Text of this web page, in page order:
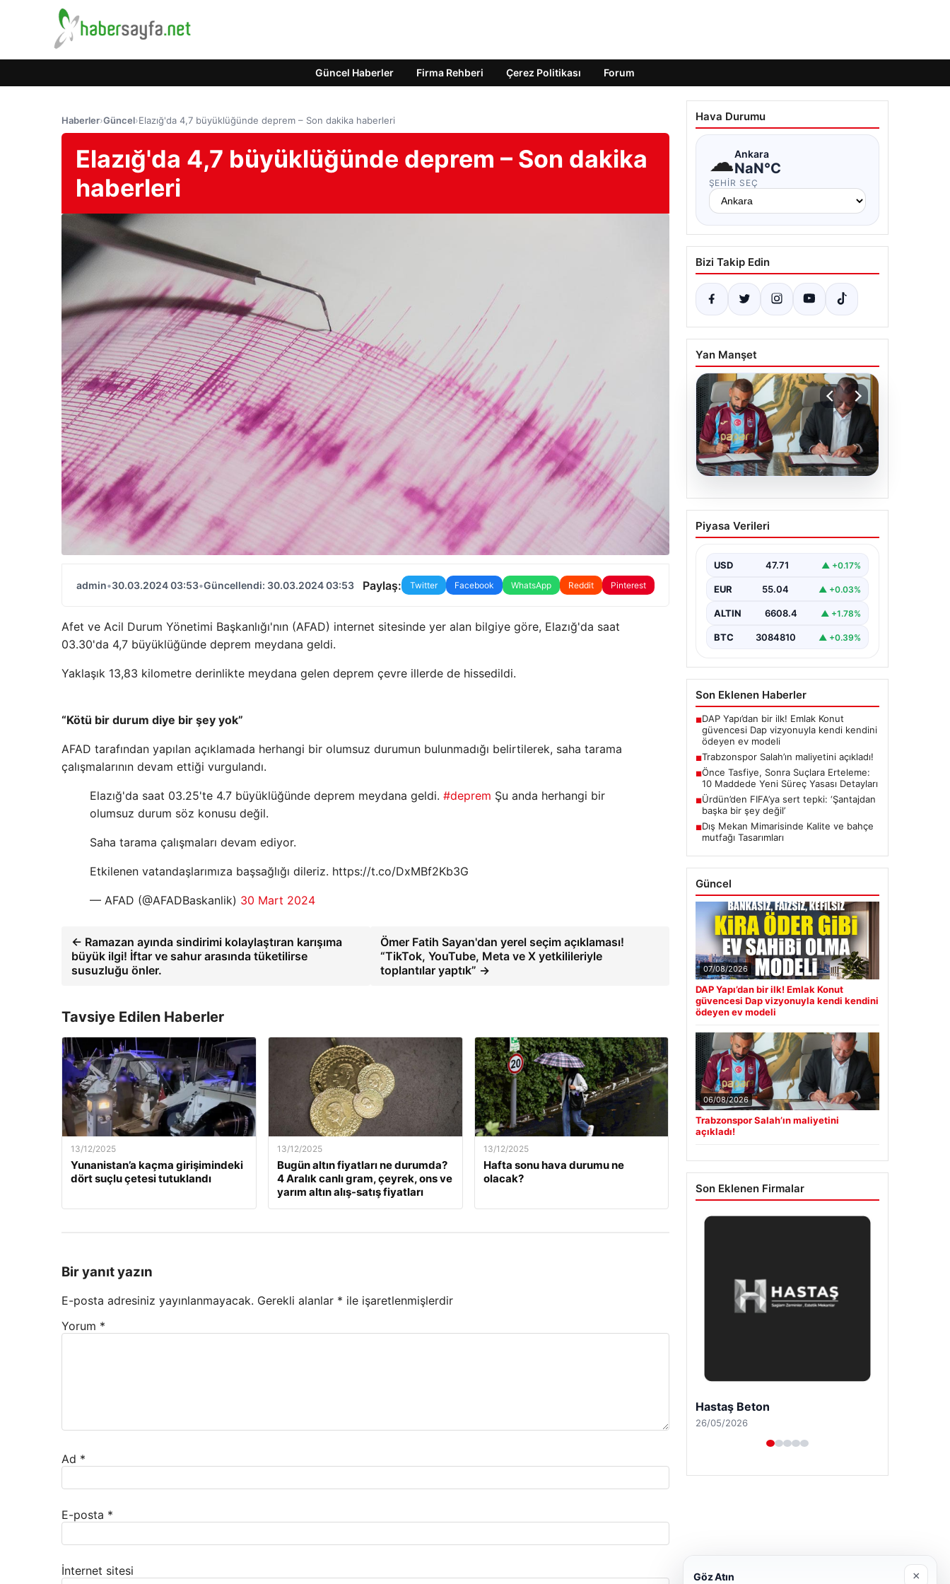
Güncel Haberler Firma Rehberi Çerez Politikası Forum
Haberler›Güncel›Elazığ'da 4,7 büyüklüğünde deprem – Son dakika haberleri
Elazığ'da 4,7 büyüklüğünde deprem – Son dakika
haberleri
admin•30.03.2024 03:53•Güncellendi: 30.03.2024 03:53 Paylaş: Twitter Facebook WhatsApp Reddit Pinterest
Afet ve Acil Durum Yönetimi Başkanlığı'nın (AFAD) internet sitesinde yer alan bilgiye göre, Elazığ'da saat
03.30'da 4,7 büyüklüğünde deprem meydana geldi.
Yaklaşık 13,83 kilometre derinlikte meydana gelen deprem çevre illerde de hissedildi.
“Kötü bir durum diye bir şey yok”
AFAD tarafından yapılan açıklamada herhangi bir olumsuz durumun bulunmadığı belirtilerek, saha tarama
çalışmalarının devam ettiği vurgulandı.
Elazığ'da saat 03.25'te 4.7 büyüklüğünde deprem meydana geldi. #deprem Şu anda herhangi bir
olumsuz durum söz konusu değil.
Saha tarama çalışmaları devam ediyor.
Etkilenen vatandaşlarımıza başsağlığı dileriz. https://t.co/DxMBf2Kb3G
— AFAD (@AFADBaskanlik) 30 Mart 2024
← Ramazan ayında sindirimi kolaylaştıran karışıma
büyük ilgi! İftar ve sahur arasında tüketilirse
susuzluğu önler.
Ömer Fatih Sayan'dan yerel seçim açıklaması!
“TikTok, YouTube, Meta ve X yetkilileriyle
toplantılar yaptık” →
Tavsiye Edilen Haberler
13/12/2025
Yunanistan’a kaçma girişimindeki
dört suçlu çetesi tutuklandı
13/12/2025
Bugün altın fiyatları ne durumda?
4 Aralık canlı gram, çeyrek, ons ve
yarım altın alış-satış fiyatları
13/12/2025
Hafta sonu hava durumu ne
olacak?
Bir yanıt yazın
E-posta adresiniz yayınlanmayacak. Gerekli alanlar * ile işaretlenmişlerdir
Yorum *
Ad *
E-posta *
İnternet sitesi
Hava Durumu
☁Ankara
NaN°C
ŞEHIR SEÇ
Bizi Takip Edin
Yan Manşet
06.08.2026
Trabzonspor Salah’ın
maliyetini açıkladı!
Piyasa Verileri
USD 47.71 ▲ +0.17%
EUR 55.04 ▲ +0.03%
ALTIN 6608.4 ▲ +1.78%
BTC 3084810 ▲ +0.39%
Son Eklenen Haberler
■DAP Yapı’dan bir ilk! Emlak Konut
güvencesi Dap vizyonuyla kendi kendini
ödeyen ev modeli
■Trabzonspor Salah’ın maliyetini açıkladı!
■Önce Tasfiye, Sonra Suçlara Erteleme:
10 Maddede Yeni Süreç Yasası Detayları
■Ürdün’den FIFA’ya sert tepki: ‘Şantajdan
başka bir şey değil’
■Dış Mekan Mimarisinde Kalite ve bahçe
mutfağı Tasarımları
Güncel
07/08/2026
DAP Yapı’dan bir ilk! Emlak Konut
güvencesi Dap vizyonuyla kendi kendini
ödeyen ev modeli
06/08/2026
Trabzonspor Salah’ın maliyetini
açıkladı!
Son Eklenen Firmalar
Enes Kaplan Avukatlık Bürosu
28/04/2026
Göz Atın ×